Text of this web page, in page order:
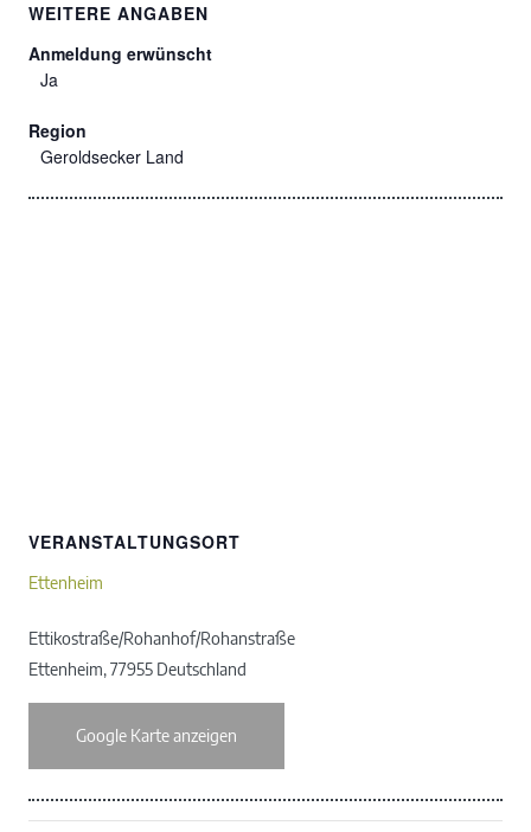
WEITERE ANGABEN
Anmeldung erwünscht
Ja
Region
Geroldsecker Land
VERANSTALTUNGSORT
Ettenheim
Ettikostraße/Rohanhof/Rohanstraße
Ettenheim,77955 Deutschland
Google Karte anzeigen